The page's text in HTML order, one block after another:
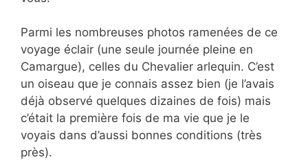
Parmi les nombreuses photos ramenées de ce
voyage éclair (une seule journée pleine en
Camargue), celles du Chevalier arlequin. C’est
un oiseau que je connais assez bien (je l’avais
déjà observé quelques dizaines de fois) mais
c’était la première fois de ma vie que je le
voyais dans d’aussi bonnes conditions (très
près).